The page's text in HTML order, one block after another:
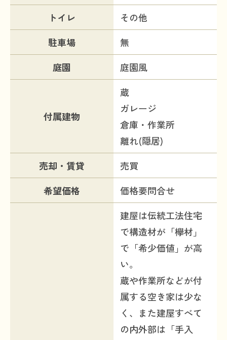
トイレ
その他
駐車場
無
庭園
庭園風
付属建物
蔵
ガレージ
倉庫・作業所
離れ(隠居)
売却・賃貸
売買
希望価格
価格要問合せ
建屋は伝統工法住宅
で構造材が「欅材」
で「希少価値」が高
い。
蔵や作業所などが付
属する空き家は少な
く、また建屋すべて
の内外部は「手入